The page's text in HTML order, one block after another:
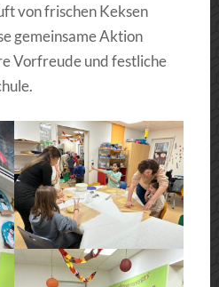
von frischen Keksen
gemeinsame Aktion
Vorfreude und festliche